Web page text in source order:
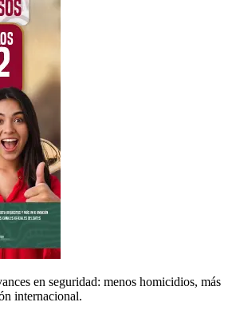
en seguridad: menos homicidios, más
internacional.